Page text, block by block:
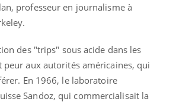
professeur en journalisme à
des "trips" sous acide dans les
peur aux autorités américaines, qui
En 1966, le laboratoire
Sandoz, qui commercialisait la